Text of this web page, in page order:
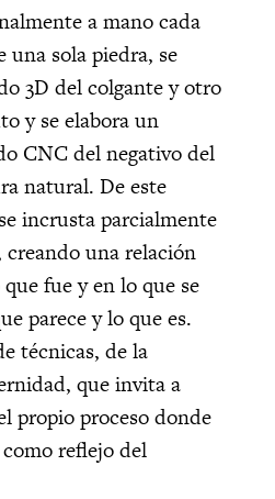
a mano cada
una sola piedra, se
3D del colgante y otro
y se elabora un
CNC del negativo del
natural. De este
incrusta parcialmente
una relación
fue y en lo que se
parece y lo que es.
técnicas, de la
que invita a
propio proceso donde
reflejo del